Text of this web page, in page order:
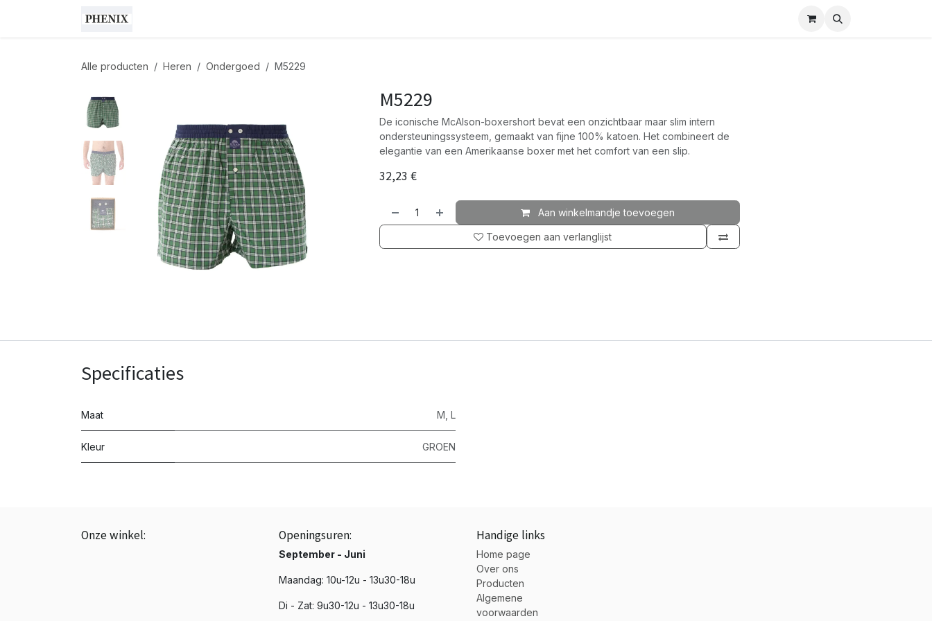
Alle producten Heren Ondergoed M5229
M5229
De iconische McAlson-boxershort bevat een onzichtbaar maar slim intern
ondersteuningssysteem, gemaakt van fijne 100% katoen. Het combineert de
elegantie van een Amerikaanse boxer met het comfort van een slip.
32,23 €
Aan winkelmandje toevoegen
Toevoegen aan verlanglijst
Specificaties
Maat M L
Kleur GROEN
Onze winkel: Openingsuren:
September - Juni
Maandag: 10u-12u - 13u30-18u
Di - Zat: 9u30-12u - 13u30-18u
Handige links
Home page
Over ons
Producten
Algemene
voorwaarden